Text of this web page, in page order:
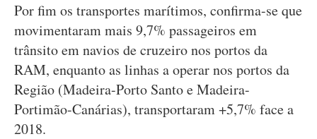
Por fim os transportes marítimos, confirma-se que
movimentaram mais 9,7% passageiros em
trânsito em navios de cruzeiro nos portos da
RAM, enquanto as linhas a operar nos portos da
Região (Madeira-Porto Santo e Madeira-
Portimão-Canárias), transportaram +5,7% face a
2018.